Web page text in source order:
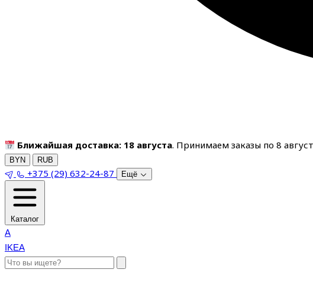
Ближайшая доставка: 18 августа. Принимаем заказы по 8
BYN RUB
+375 (29) 632-24-87 Ещё
Каталог
A
IKEA